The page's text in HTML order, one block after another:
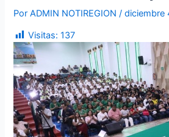
PorADMIN NOTIREGION/diciembre
Visitas: 137